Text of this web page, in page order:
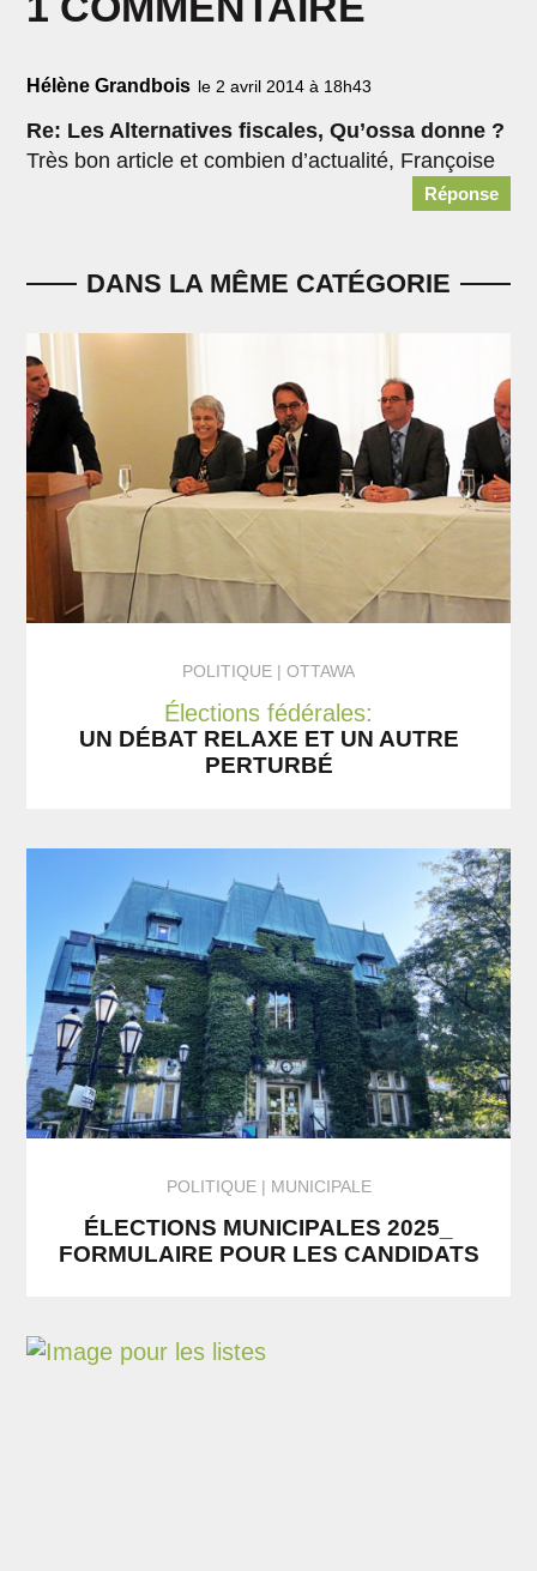
Hélène Grandbois le 2 avril 2014 à 18h43
Re: Les Alternatives fiscales, Qu’ossa donne ?
Très bon article et combien d’actualité, Françoise
Réponse
DANS LA MÊME CATÉGORIE
POLITIQUE OTTAWA
Élections fédérales:
UN DÉBAT RELAXE ET UN AUTRE
PERTURBÉ
POLITIQUE MUNICIPALE
ÉLECTIONS MUNICIPALES 2025_
FORMULAIRE POUR LES CANDIDATS